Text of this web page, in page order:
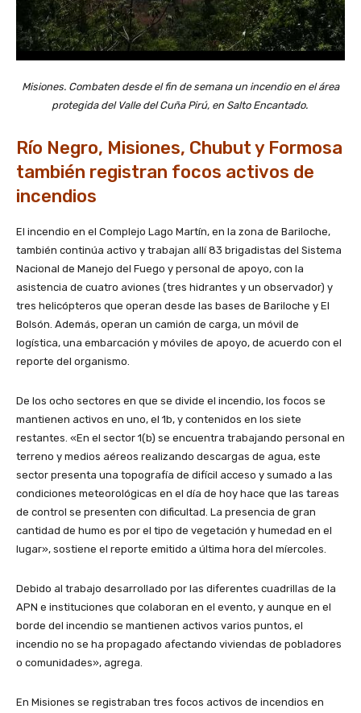
Misiones. Combaten desde el fin de semana un incendio en el área
protegida del Valle del Cuña Pirú, en Salto Encantado.
Río Negro, Misiones, Chubut y Formosa
también registran focos activos de
incendios
El incendio en el Complejo Lago Martín, en la zona de Bariloche,
también continúa activo y trabajan allí 83 brigadistas del Sistema
Nacional de Manejo del Fuego y personal de apoyo, con la
asistencia de cuatro aviones (tres hidrantes y un observador) y
tres helicópteros que operan desde las bases de Bariloche y El
Bolsón. Además, operan un camión de carga, un móvil de
logística, una embarcación y móviles de apoyo, de acuerdo con el
reporte del organismo.
De los ocho sectores en que se divide el incendio, los focos se
mantienen activos en uno, el 1b, y contenidos en los siete
restantes. «En el sector 1(b) se encuentra trabajando personal en
terreno y medios aéreos realizando descargas de agua, este
sector presenta una topografía de difícil acceso y sumado a las
condiciones meteorológicas en el día de hoy hace que las tareas
de control se presenten con dificultad. La presencia de gran
cantidad de humo es por el tipo de vegetación y humedad en el
lugar», sostiene el reporte emitido a última hora del míercoles.
Debido al trabajo desarrollado por las diferentes cuadrillas de la
APN e instituciones que colaboran en el evento, y aunque en el
borde del incendio se mantienen activos varios puntos, el
incendio no se ha propagado afectando viviendas de pobladores
o comunidades», agrega.
En Misiones se registraban tres focos activos de incendios en